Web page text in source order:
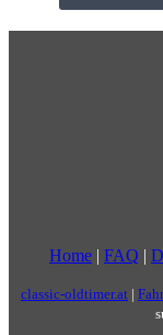
Home | FAQ |
classic-oldtimer.at |